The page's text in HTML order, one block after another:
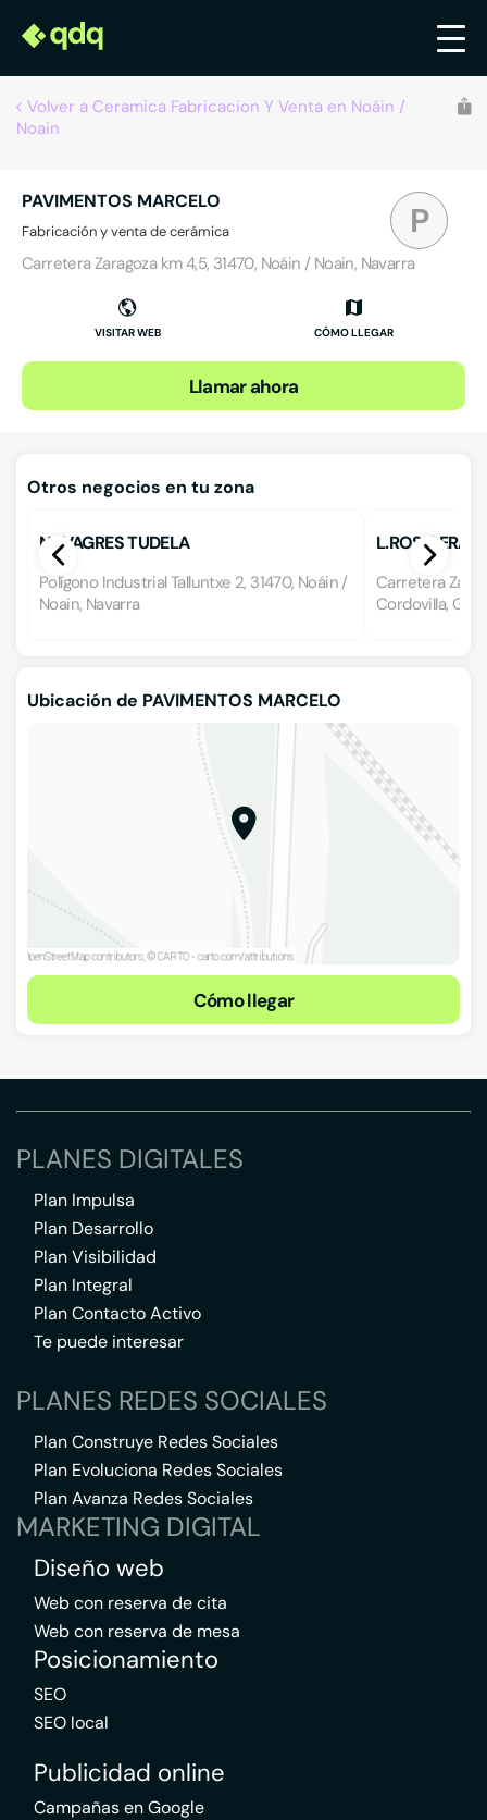
Volver a Ceramica Fabricacion Y Venta en Noáin /
Noain
P
PAVIMENTOS MARCELO
Fabricación y venta de cerámica
Carretera Zaragoza km 4,5, 31470, Noáin / Noain, Navarra
VISITAR WEB CÓMO LLEGAR
Llamar ahora
Otros negocios en tu zona
NAVAGRES TUDELA
Polígono Industrial Talluntxe 2, 31470, Noáin /
Noain, Navarra
L.ROS
Carretera
Cordovilla,
Ubicación de PAVIMENTOS MARCELO
Cómo llegar
PLANES DIGITALES
Plan Impulsa
Plan Desarrollo
Plan Visibilidad
Plan Integral
Plan Contacto Activo
Te puede interesar
PLANES REDES SOCIALES
Plan Construye Redes Sociales
Plan Evoluciona Redes Sociales
Plan Avanza Redes Sociales
MARKETING DIGITAL
Diseño web
Web con reserva de cita
Web con reserva de mesa
Posicionamiento
SEO
SEO local
Publicidad online
Campañas en Google